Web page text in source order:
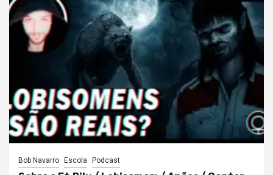
Bob Navarro Escola Podcast